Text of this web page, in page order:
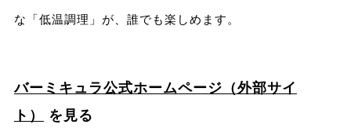
な「低温調理」が、誰でも楽しめます。
バーミキュラ公式ホームページ（外部サイ
ト）
を見る